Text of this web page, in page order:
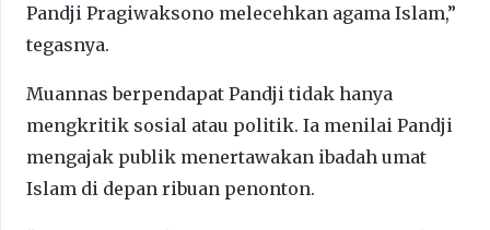
Pandji Pragiwaksono melecehkan agama Islam,”
tegasnya.
Muannas berpendapat Pandji tidak hanya
mengkritik sosial atau politik. Ia menilai Pandji
mengajak publik menertawakan ibadah umat
Islam di depan ribuan penonton.